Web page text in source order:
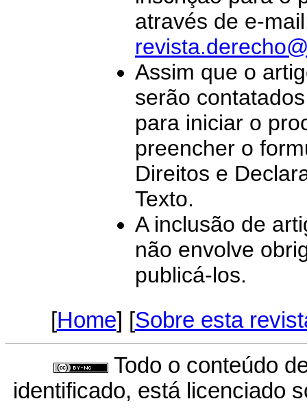
através de e-
Assim que o
serão
para iniciar o
preencher o
Direitos e
Texto.
A inclusão de
não envolve
publicá-los.
[Home] [Sobre esta
Todo o conteúdo
identificado, está licenciado